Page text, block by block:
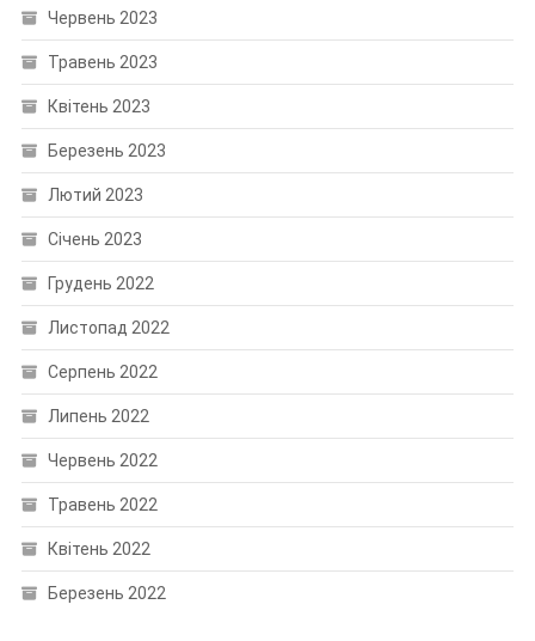
Червень 2023
Травень 2023
Квітень 2023
Березень 2023
Лютий 2023
Січень 2023
Грудень 2022
Листопад 2022
Серпень 2022
Липень 2022
Червень 2022
Травень 2022
Квітень 2022
Березень 2022